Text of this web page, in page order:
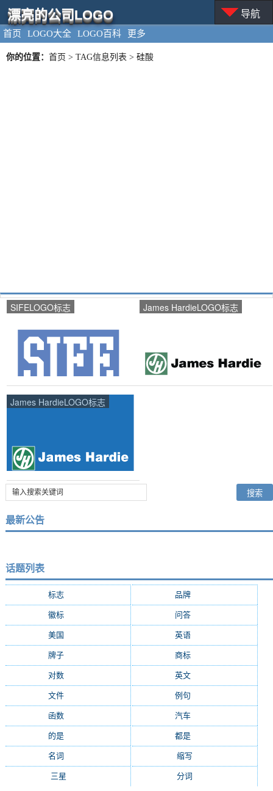
首页 LOGO大全 LOGO百科 更多
漂亮的公司LOGO 导航
你的位置： 首页 > TAG信息列表 > 硅酸
SIFELOGO标志 James HardieLOGO标志
James HardieLOGO标志
最新公告
话题列表
标志 品牌(7684)
徽标 问答(4756)
美国 英语(2362)
牌子 商标(2139)
对数 英文(2103)
文件 例句
函数 汽车(1162)
的是 都是(1077)
名词 缩写
三星 分词